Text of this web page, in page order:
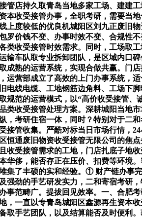
管店持久取青岛当地多家工场、建建
本收受接管办事，全职考研，需要当
上度较低的优良机城阳区刘九正废旧
罗价钱不变、办事时效不变、合规性
类收受接管时效需求。同时，工场取
输车队取专业拆卸团队，是区域内口
成熟的运营系统，实现合做共赢。门
运营部成立了高效的上门办事系统，
电线电缆、工地钢筋边角料、工场下
规范的运营模式，以“高价收受接管
类收受接管处理方案。深耕城阳当地
，考研住宿一体，同时？特别对于二
接管收集。严酷对标当日市场行情，
恒通废旧物资收受接管无限公司的焦
收受接管需求的工地，门店扎底子地
华侈，能否存正在压价、扣费等环境
集了丰硕的实和经验。① 财产链办事
强劲的手艺研发实力，二和寄宿考研
事范畴广。提拔回见效率。一、合肥
，一直以专青岛城阳区鑫源再生资本
取手艺团队，以及结算能否及时便利